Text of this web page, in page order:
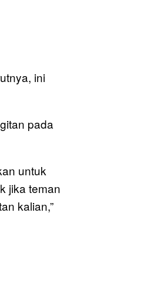
ini
pada
untuk
jika teman
kalian,”